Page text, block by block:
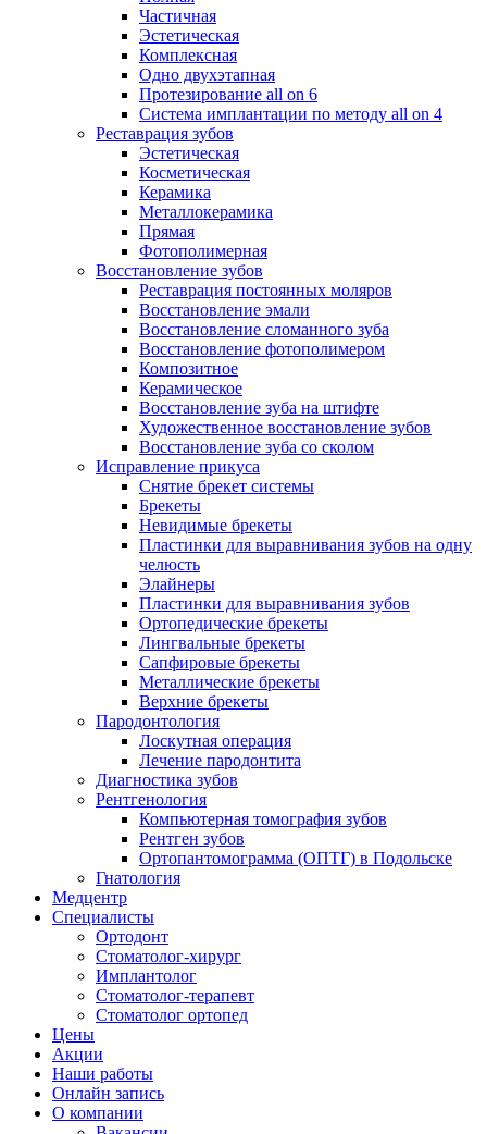
Частичная
Эстетическая
Комплексная
Одно двухэтапная
Протезирование all on 6
Система имплантации по методу all on 4
Реставрация зубов
Эстетическая
Косметическая
Керамика
Металлокерамика
Прямая
Фотополимерная
Восстановление зубов
Реставрация постоянных моляров
Восстановление эмали
Восстановление сломанного зуба
Восстановление фотополимером
Композитное
Керамическое
Восстановление зуба на штифте
Художественное восстановление зубов
Восстановление зуба со сколом
Исправление прикуса
Снятие брекет системы
Брекеты
Невидимые брекеты
Пластинки для выравнивания зубов на одну
челюсть
Элайнеры
Пластинки для выравнивания зубов
Ортопедические брекеты
Лингвальные брекеты
Сапфировые брекеты
Металлические брекеты
Верхние брекеты
Пародонтология
Лоскутная операция
Лечение пародонтита
Диагностика зубов
Рентгенология
Компьютерная томография зубов
Рентген зубов
Ортопантомограмма (ОПТГ) в Подольске
Гнатология
Медцентр
Специалисты
Ортодонт
Стоматолог-хирург
Имплантолог
Стоматолог-терапевт
Стоматолог ортопед
Цены
Акции
Наши работы
Онлайн запись
О компании